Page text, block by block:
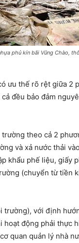
phủ kín bãi Vũng Chào,
ưu thế rõ rệt giữa
đều bảo đảm
theo cả 2
và xả nước thải
khẩu phế liệu, giấy
(chuyển từ
với định
động phải thực
quan quản lý nhà